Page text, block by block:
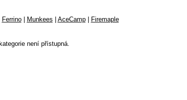
Ferrino| Munkees AceCamp| Firemaple
není přístupná.